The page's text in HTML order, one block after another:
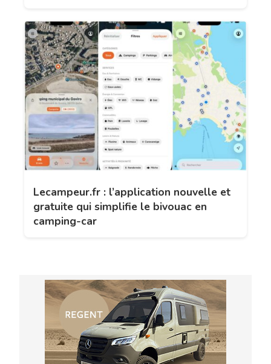
Lecampeur.fr : l’application nouvelle et
gratuite qui simplifie le bivouac en
camping-car